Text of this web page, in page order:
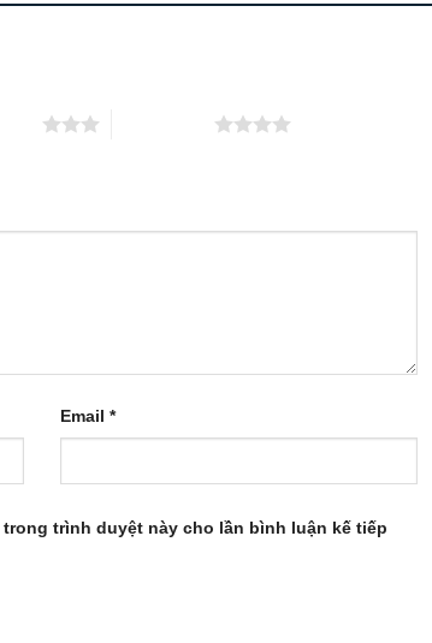
Email*
trình duyệt này cho lần bình luận kế tiếp